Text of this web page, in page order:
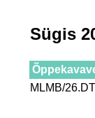
Sügis
MLMB/26.DT